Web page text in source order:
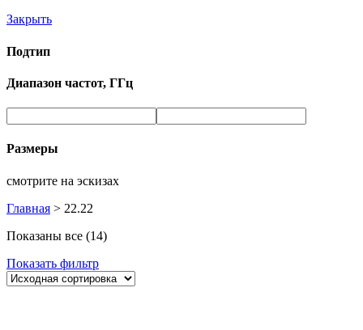
Закрыть
Подтип
Диапазон частот, ГГц
Размеры
смотрите на эскизах
Главная > 22.22
Показаны все (14)
Показать фильтр